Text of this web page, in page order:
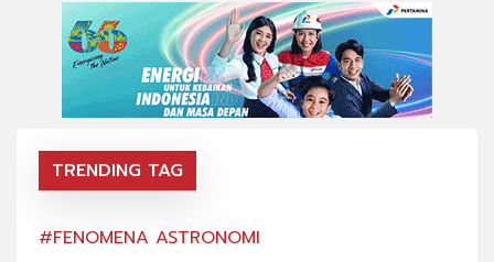
TRENDING TAG
#FENOMENA ASTRONOMI